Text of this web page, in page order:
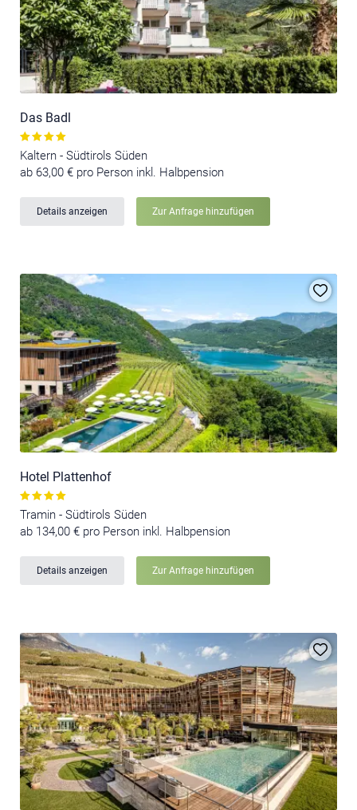
Das Badl
Kaltern - Südtirols Süden
ab 63,00 € pro Person inkl. Halbpension
Details anzeigen Zur Anfrage hinzufügen
Hotel Plattenhof
Tramin - Südtirols Süden
ab 134,00 € pro Person inkl. Halbpension
Details anzeigen Zur Anfrage hinzufügen